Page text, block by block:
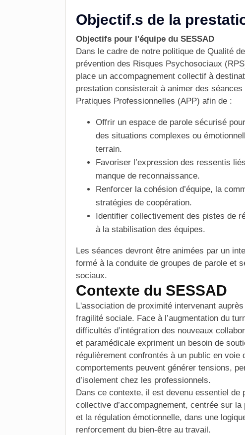
Objectif.s de la
Objectifs pour l'équipe du SESSAD
Dans le cadre de notre politique de Qualité
prévention des Risques Psychosociaux
place un accompagnement collectif à
prestation consisterait à animer des séances
Pratiques Professionnelles (APP) afin de :
Offrir un espace de parole sécurisé
des situations complexes ou
terrain.
Favoriser l’expression des ressentis
manque de reconnaissance.
Renforcer la cohésion d’équipe, la
stratégies de coopération.
Identifier collectivement des pistes de
à la stabilisation des équipes.
Les séances devront être animées par un
formé à la conduite de groupes de parole et
sociaux.
Contexte du SESSAD
L'association de proximité intervenant
fragilité sociale. Face à l’augmentation du
difficultés d’intégration des nouveaux
et paramédicale expriment un besoin de
régulièrement confrontés à un public en voie
comportements peuvent générer tensions,
d’isolement chez les professionnels.
Dans ce contexte, il est devenu essentiel de
collective d’accompagnement, centrée sur la
et la régulation émotionnelle, dans une
renforcement du bien-être au travail.